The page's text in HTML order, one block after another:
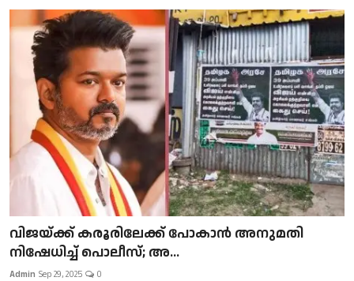
വിജയ്ക്ക് കരൂരിലേക്ക് പോകാൻ അനുമതി
നിഷേധിച്ച് പൊലീസ്; അ...
Admin Sep 29, 2025 0